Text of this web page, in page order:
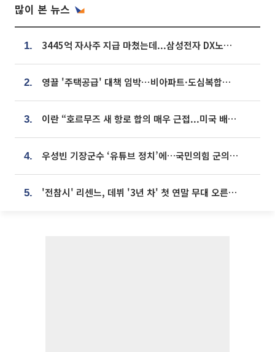
많이 본 뉴스
1. 3445억 자사주 지급 마쳤는데...삼성전자 DX노조, 뒤늦은 '떼쓰기 집회'
2. 영끌 '주택공급' 대책 임박⋯비아파트·도심복합까지 총동원
3. 이란 “호르무즈 새 항로 합의 매우 근접...미국 배상 먼저”
4. 우성빈 기장군수 ‘유튜브 정치’에…국민의힘 군의원들 집단 반발
5. '전참시' 리센느, 데뷔 '3년 차' 첫 연말 무대 오른다⋯"그동안 섭외 안 와"